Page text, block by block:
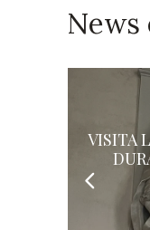
News
VISITA